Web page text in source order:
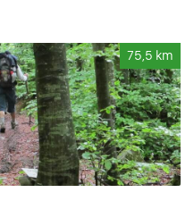
75,5 km